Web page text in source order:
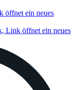
öffnet ein neues
Link öffnet ein neues